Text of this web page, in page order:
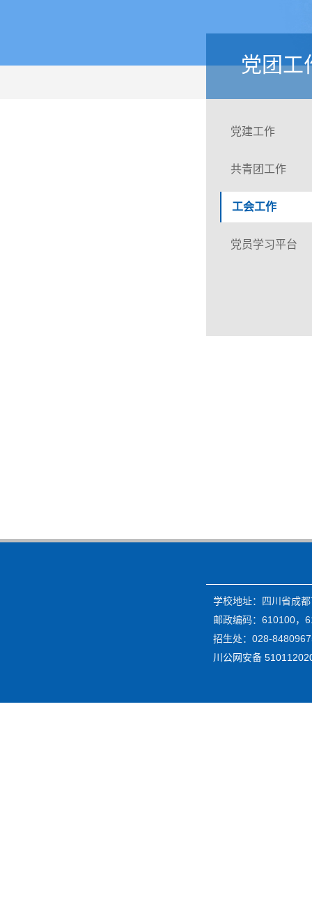
党团工
党建工作
共青团工作
工会工作
党员学习平台
学校地址：四川省成
邮政编码：610100
招生处：028-
川公网安备